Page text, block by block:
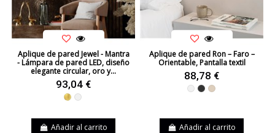
Aplique de pared Jewel - Mantra
- Lámpara de pared LED, diseño
elegante circular, oro y...
93,04 €
Dorado
Blanco
Añadir al carrito
Aplique de pared Ron – Faro –
Orientable, Pantalla textil
88,78 €
Blanco
NegroBeige
Añadir al carrito